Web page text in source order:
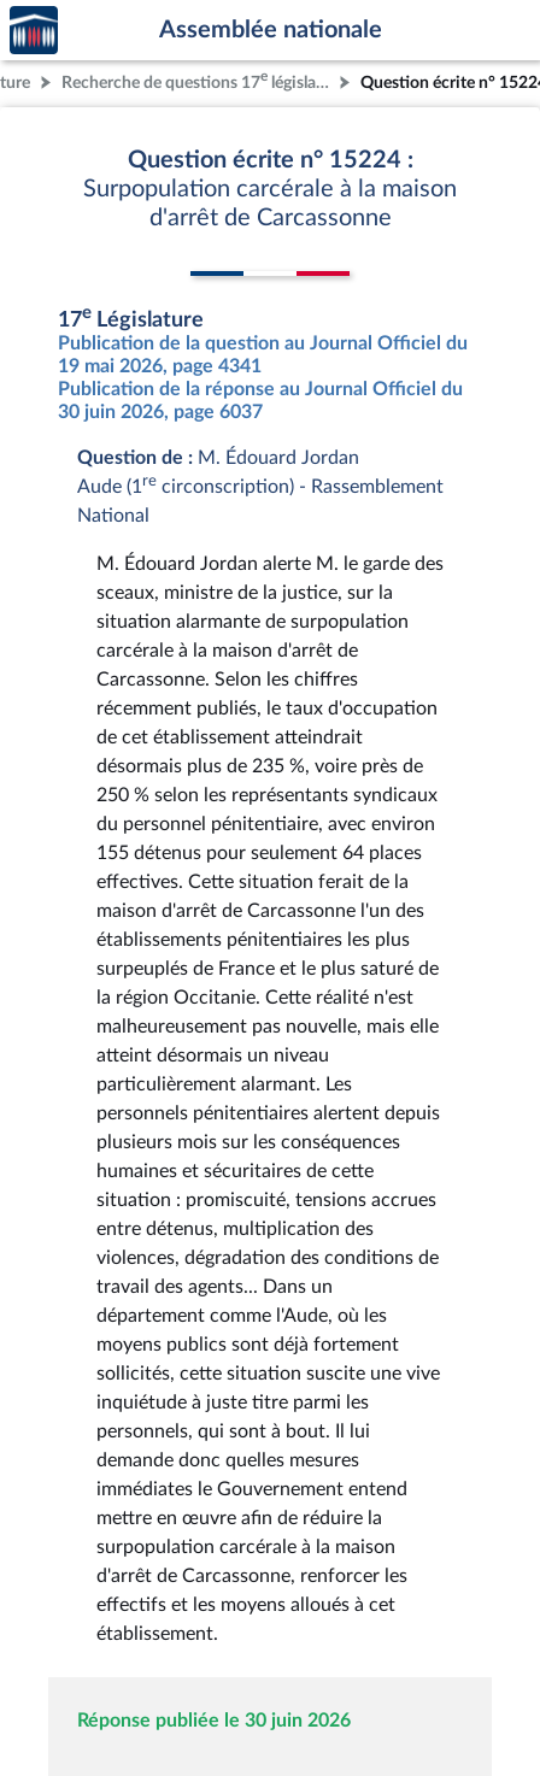
Aller au contenu
Aller en bas de la page
Accèder
à la
page
d'accueil
Assemblée nationale
Recherche de questions 17e législature Question écrite n°
Question écrite n° 15224 :
Surpopulation carcérale à la maison
d'arrêt de Carcassonne
17e Législature
Publication de la question au Journal Officiel du
19 mai 2026, page 4341
Publication de la réponse au Journal Officiel du
30 juin 2026, page 6037
Question de : M. Édouard Jordan
Aude (1 re circonscription) - Rassemblement
National
M. Édouard Jordan alerte M. le garde des
sceaux, ministre de la justice, sur la
situation alarmante de surpopulation
carcérale à la maison d'arrêt de
Carcassonne. Selon les chiffres
récemment publiés, le taux d'occupation
de cet établissement atteindrait
désormais plus de 235 %, voire près de
250 % selon les représentants syndicaux
du personnel pénitentiaire, avec environ
155 détenus pour seulement 64 places
effectives. Cette situation ferait de la
maison d'arrêt de Carcassonne l'un des
établissements pénitentiaires les plus
surpeuplés de France et le plus saturé de
la région Occitanie. Cette réalité n'est
malheureusement pas nouvelle, mais elle
atteint désormais un niveau
particulièrement alarmant. Les
personnels pénitentiaires alertent depuis
plusieurs mois sur les conséquences
humaines et sécuritaires de cette
situation : promiscuité, tensions accrues
entre détenus, multiplication des
violences, dégradation des conditions de
travail des agents... Dans un
département comme l'Aude, où les
moyens publics sont déjà fortement
sollicités, cette situation suscite une vive
inquiétude à juste titre parmi les
personnels, qui sont à bout. Il lui
demande donc quelles mesures
immédiates le Gouvernement entend
mettre en œuvre afin de réduire la
surpopulation carcérale à la maison
d'arrêt de Carcassonne, renforcer les
effectifs et les moyens alloués à cet
établissement.
Réponse publiée le 30 juin 2026